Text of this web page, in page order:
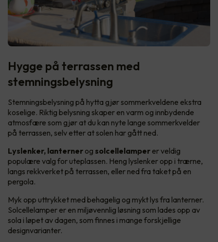
Hygge på terrassen med
stemningsbelysning
Stemningsbelysning på hytta gjør sommerkveldene ekstra
koselige. Riktig belysning skaper en varm og innbydende
atmosfære som gjør at du kan nyte lange sommerkvelder
på terrassen, selv etter at solen har gått ned.
Lyslenker, lanterner og solcellelamper er veldig
populære valg for uteplassen. Heng lyslenker opp i trærne,
langs rekkverket på terrassen, eller ned fra taket på en
pergola.
Myk opp uttrykket med behagelig og mykt lys fra lanterner.
Solcellelamper er en miljøvennlig løsning som lades opp av
sola i løpet av dagen, som finnes i mange forskjellige
designvarianter.